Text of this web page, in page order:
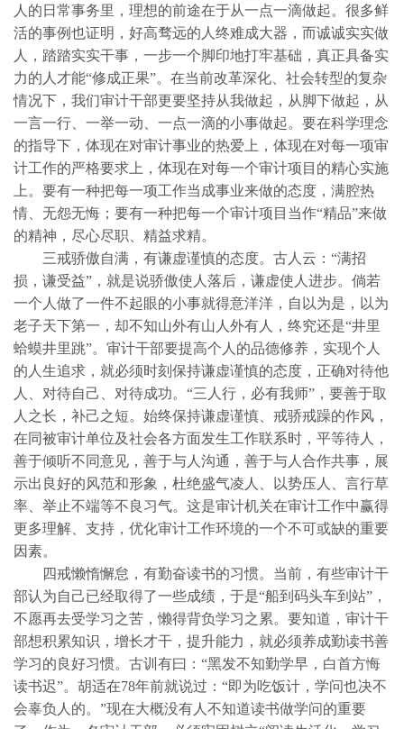
人的日常事务里，理想的前途在于从一点一滴做起。很多鲜
活的事例也证明，好高骛远的人终难成大器，而诚诚实实做
人，踏踏实实干事，一步一个脚印地打牢基础，真正具备实
力的人才能“修成正果”。在当前改革深化、社会转型的复杂
情况下，我们审计干部更要坚持从我做起，从脚下做起，从
一言一行、一举一动、一点一滴的小事做起。要在科学理念
的指导下，体现在对审计事业的热爱上，体现在对每一项审
计工作的严格要求上，体现在对每一个审计项目的精心实施
上。要有一种把每一项工作当成事业来做的态度，满腔热
情、无怨无悔；要有一种把每一个审计项目当作“精品”来做
的精神，尽心尽职、精益求精。
三戒骄傲自满，有谦虚谨慎的态度。古人云：“满招
损，谦受益”，就是说骄傲使人落后，谦虚使人进步。倘若
一个人做了一件不起眼的小事就得意洋洋，自以为是，以为
老子天下第一，却不知山外有山人外有人，终究还是“井里
蛤蟆井里跳”。审计干部要提高个人的品德修养，实现个人
的人生追求，就必须时刻保持谦虚谨慎的态度，正确对待他
人、对待自己、对待成功。“三人行，必有我师”，要善于取
人之长，补己之短。始终保持谦虚谨慎、戒骄戒躁的作风，
在同被审计单位及社会各方面发生工作联系时，平等待人，
善于倾听不同意见，善于与人沟通，善于与人合作共事，展
示出良好的风范和形象，杜绝盛气凌人、以势压人、言行草
率、举止不端等不良习气。这是审计机关在审计工作中赢得
更多理解、支持，优化审计工作环境的一个不可或缺的重要
因素。
四戒懒惰懈怠，有勤奋读书的习惯。当前，有些审计干
部认为自己已经取得了一些成绩，于是“船到码头车到站”，
不愿再去受学习之苦，懒得背负学习之累。要知道，审计干
部想积累知识，增长才干，提升能力，就必须养成勤读书善
学习的良好习惯。古训有曰：“黑发不知勤学早，白首方悔
读书迟”。胡适在78年前就说过：“即为吃饭计，学问也决不
会辜负人的。”现在大概没有人不知道读书做学问的重要